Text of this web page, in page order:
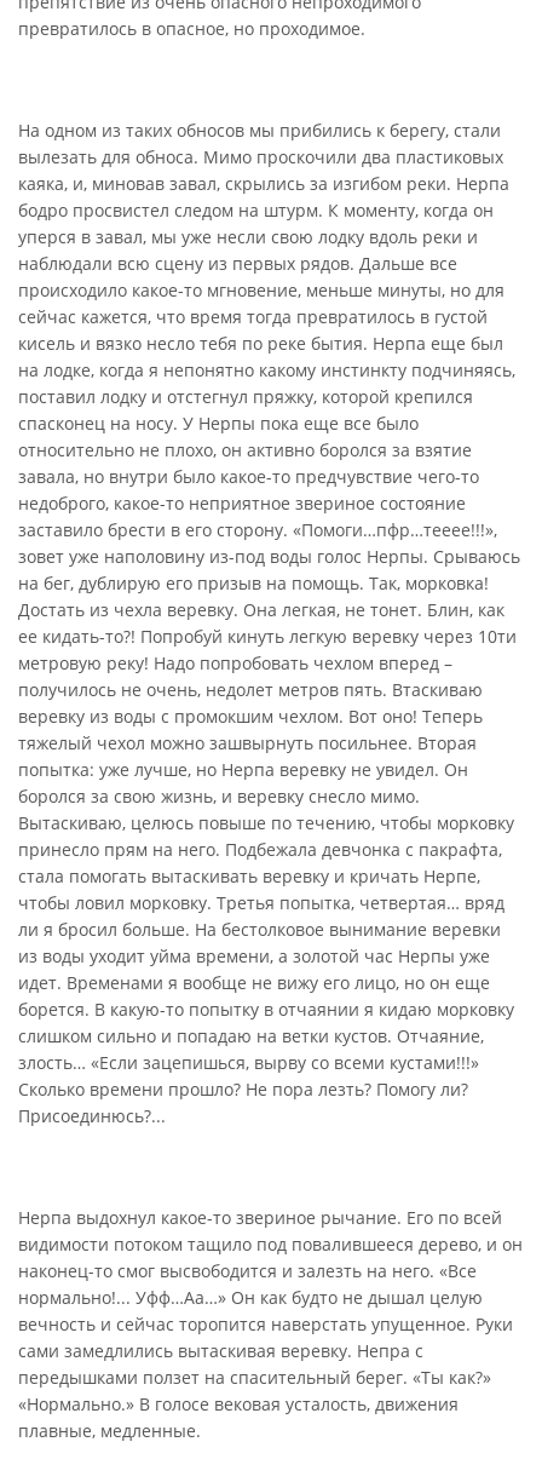
превратилось в опасное, но проходимое.
На одном из таких обносов мы прибились к берегу, стали
вылезать для обноса. Мимо проскочили два пластиковых
каяка, и, миновав завал, скрылись за изгибом реки. Нерпа
бодро просвистел следом на штурм. К моменту, когда он
уперся в завал, мы уже несли свою лодку вдоль реки и
наблюдали всю сцену из первых рядов. Дальше все
происходило какое-то мгновение, меньше минуты, но для
сейчас кажется, что время тогда превратилось в густой
кисель и вязко несло тебя по реке бытия. Нерпа еще был
на лодке, когда я непонятно какому инстинкту подчиняясь,
поставил лодку и отстегнул пряжку, которой крепился
спасконец на носу. У Нерпы пока еще все было
относительно не плохо, он активно боролся за взятие
завала, но внутри было какое-то предчувствие чего-то
недоброго, какое-то неприятное звериное состояние
заставило брести в его сторону. «Помоги…пфр…тееее!!!»,
зовет уже наполовину из-под воды голос Нерпы. Срываюсь
на бег, дублирую его призыв на помощь. Так, морковка!
Достать из чехла веревку. Она легкая, не тонет. Блин, как
ее кидать-то?! Попробуй кинуть легкую веревку через 10ти
метровую реку! Надо попробовать чехлом вперед –
получилось не очень, недолет метров пять. Втаскиваю
веревку из воды с промокшим чехлом. Вот оно! Теперь
тяжелый чехол можно зашвырнуть посильнее. Вторая
попытка: уже лучше, но Нерпа веревку не увидел. Он
боролся за свою жизнь, и веревку снесло мимо.
Вытаскиваю, целюсь повыше по течению, чтобы морковку
принесло прям на него. Подбежала девчонка с пакрафта,
стала помогать вытаскивать веревку и кричать Нерпе,
чтобы ловил морковку. Третья попытка, четвертая… вряд
ли я бросил больше. На бестолковое вынимание веревки
из воды уходит уйма времени, а золотой час Нерпы уже
идет. Временами я вообще не вижу его лицо, но он еще
борется. В какую-то попытку в отчаянии я кидаю морковку
слишком сильно и попадаю на ветки кустов. Отчаяние,
злость… «Если зацепишься, вырву со всеми кустами!!!»
Сколько времени прошло? Не пора лезть? Помогу ли?
Присоединюсь?...
Нерпа выдохнул какое-то звериное рычание. Его по всей
видимости потоком тащило под повалившееся дерево, и он
наконец-то смог высвободится и залезть на него. «Все
нормально!... Уфф…Аа…» Он как будто не дышал целую
вечность и сейчас торопится наверстать упущенное. Руки
сами замедлились вытаскивая веревку. Непра с
передышками ползет на спасительный берег. «Ты как?»
«Нормально.» В голосе вековая усталость, движения
плавные, медленные.